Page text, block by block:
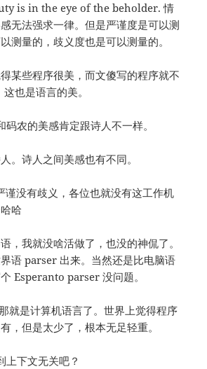
is in the eye of the beholder. 情
无法强求一律。但是严谨度是可以测
测量的，歧义度也是可以测量的。
某些程序很美，而文傻写的程序就不
也是语言的美。
农的美感肯定跟诗人不一样。
。诗人之间美感也有不同。
谨没有歧义，各位也就没有这工作机
哈
，我就没啥活做了，也没的神侃了。
语 parser 出来。当然还是比电脑语
Esperanto parser 没问题。
就是计算机语言了。世界上觉得程序
，但是太少了，根本无足轻重。
上下文无关吧？